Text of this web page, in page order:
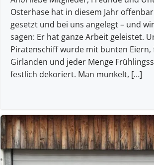
Osterhase hat in diesem Jahr
gesetzt und bei uns angelegt – und
sagen: Er hat ganze Arbeit geleistet.
Piratenschiff wurde mit bunten Eiern,
Girlanden und jeder Menge
festlich dekoriert. Man munkelt, […]